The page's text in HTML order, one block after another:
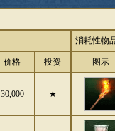
消耗性物
价格 投资 图示
30,000 ★